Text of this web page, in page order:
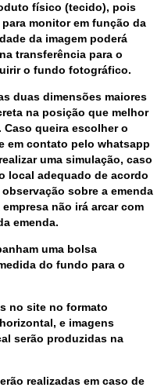
físico (tecido), pois
monitor em função da
da imagem poderá
transferência para o
o fundo fotográfico.
duas dimensões maiores
na posição que melhor
Caso queira escolher o
em contato pelo whatsapp
uma simulação, caso
local adequado de acordo
sobre a emenda
não irá arcar com
emenda.
uma bolsa
do fundo para o
no site no formato
e imagens
serão produzidas na
realizadas em caso de